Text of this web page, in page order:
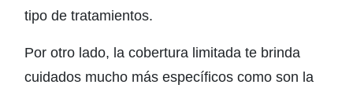
tipo de tratamientos.
Por otro lado, la cobertura limitada te brinda
cuidados mucho más específicos como son la